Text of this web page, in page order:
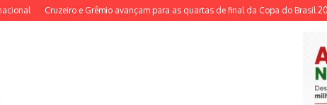
Cruzeiro e Grêmio avançam para as quartas de final da Copa do Brasil 2026